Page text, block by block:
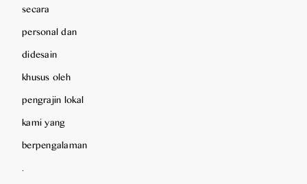
secara
personal dan
didesain
khusus oleh
pengrajin lokal
kami yang
berpengalaman
.